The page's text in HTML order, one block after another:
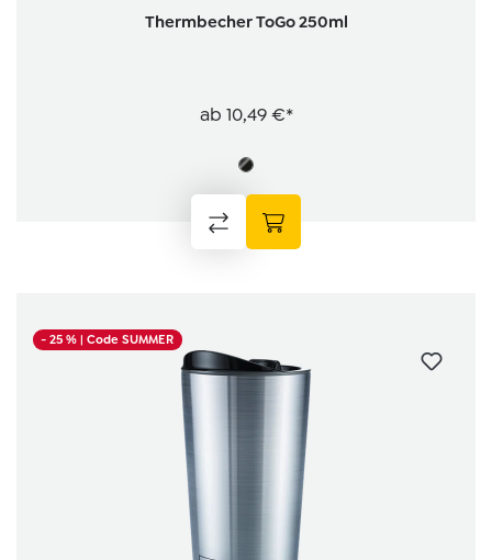
Thermbecher ToGo 250ml
ab 10,49 €*
- 25 %| Code SUMMER